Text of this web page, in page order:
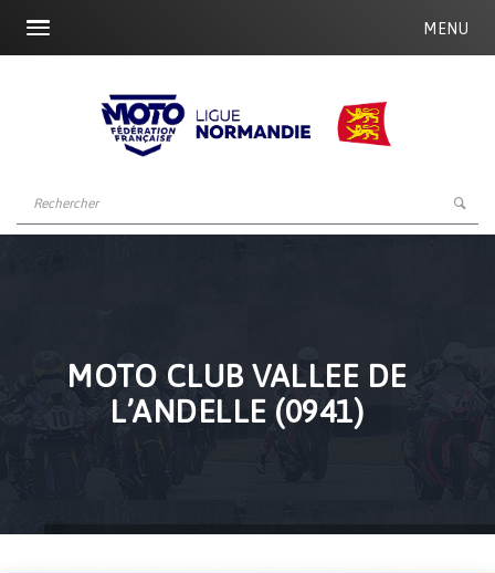
MENU
MOTO CLUB VALLEE DE
L’ANDELLE (0941)